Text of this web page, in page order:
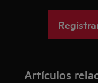
Artículos